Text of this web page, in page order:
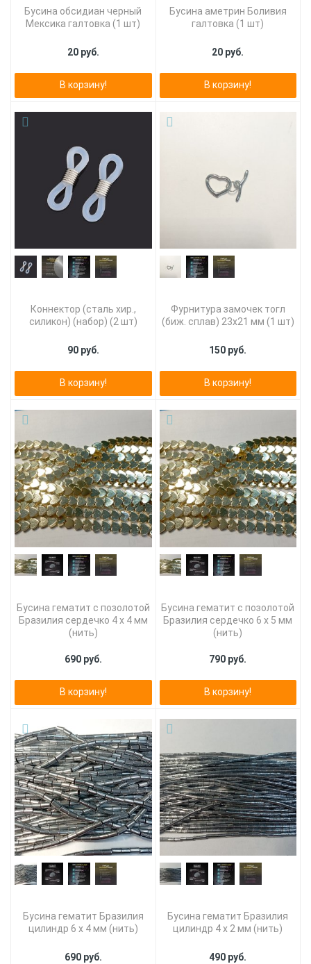
Бусина обсидиан черный
Мексика галтовка (1 шт)
20 руб.
В корзину!
Бусина аметрин Боливия
галтовка (1 шт)
20 руб.
В корзину!
Коннектор (сталь хир.,
силикон) (набор) (2 шт)
90 руб.
В корзину!
Фурнитура замочек тогл
(биж. сплав) 23х21 мм (1 шт)
150 руб.
В корзину!
Бусина гематит с позолотой
Бразилия сердечко 4 х 4 мм
(нить)
690 руб.
В корзину!
Бусина гематит с позолотой
Бразилия сердечко 6 х 5 мм
(нить)
790 руб.
В корзину!
Бусина гематит Бразилия
цилиндр 6 х 4 мм (нить)
690 руб.
Бусина гематит Бразилия
цилиндр 4 х 2 мм (нить)
490 руб.